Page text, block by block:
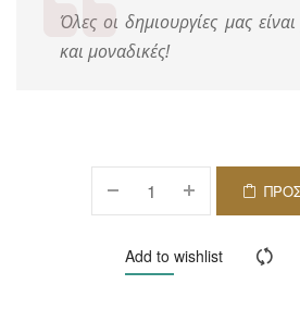
Όλες οι δημιουργίες μας
και μοναδικές!
Add to wishlist